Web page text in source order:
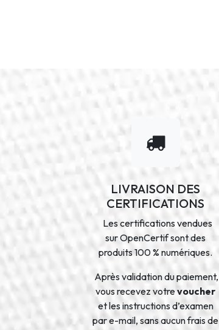
LIVRAISON DES
CERTIFICATIONS
Les certifications vendues
sur OpenCertif sont des
produits 100 % numériques.
Après validation du paiement,
vous recevez votrevoucher
et les instructions d’examen
par e-mail, sans aucun frais de